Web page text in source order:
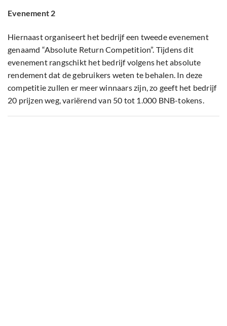
Evenement 2
Hiernaast organiseert het bedrijf een tweede evenement
genaamd “Absolute Return Competition”. Tijdens dit
evenement rangschikt het bedrijf volgens het absolute
rendement dat de gebruikers weten te behalen. In deze
competitie zullen er meer winnaars zijn, zo geeft het bedrijf
20 prijzen weg, variërend van 50 tot 1.000 BNB-tokens.